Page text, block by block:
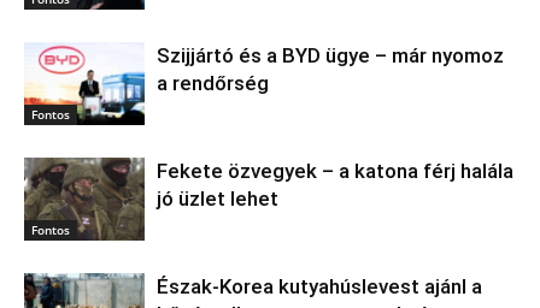
Fontos
Szijjártó és a BYD ügye – már nyomoz
a rendőrség
Fontos
Fekete özvegyek – a katona férj halála
jó üzlet lehet
Észak‑Korea kutyahúslevest ajánl a